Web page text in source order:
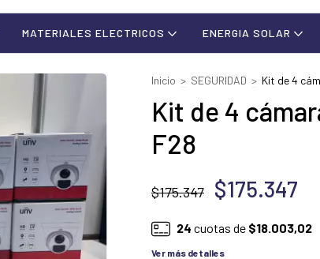
MATERIALES ELECTRICOS ENERGIA SOLAR
Inicio > SEGURIDAD > Kit de 4
Kit de 4
F28
$175.347 $175.347
24 cuotas de $18.003,02
Ver más detalles